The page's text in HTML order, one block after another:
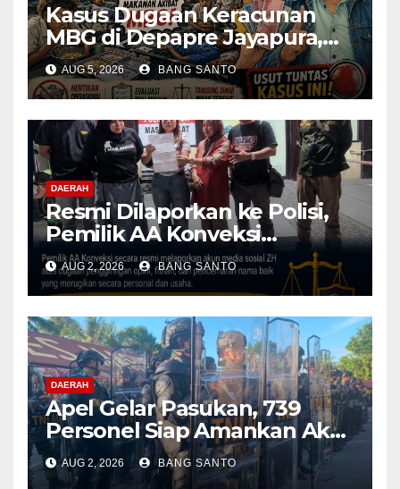
Kasus Dugaan Keracunan
MBG di Depapre Jayapura,
Aktivis Papua Minta
Operasional Dapur
Dihentikan & Evaluasi
Menyeluruh
AUG 5, 2026 BANG SANTO
DAERAH
Resmi Dilaporkan ke Polisi,
Pemilik AA Konveksi
Didampingi Tim Advokat
Lentera Netizen Indonesia (L-
NET-ID)
AUG 2, 2026 BANG SANTO
DAERAH
Apel Gelar Pasukan, 739
Personel Siap Amankan Aksi
Damai KNPB di Kantor MRP
Papua Tengah
AUG 2, 2026 BANG SANTO